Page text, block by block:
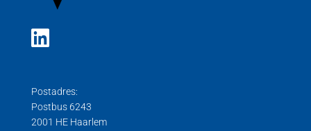
Postadres:
Postbus 6243
2001 HE Haarlem